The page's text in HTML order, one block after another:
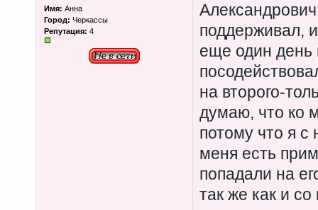
Имя: Анна
Город: Черкассы
Репутация: 4
поддерживал,
еще один день
на второго-
думаю, что ко
потому что я с
меня есть
попадали на
так же как и